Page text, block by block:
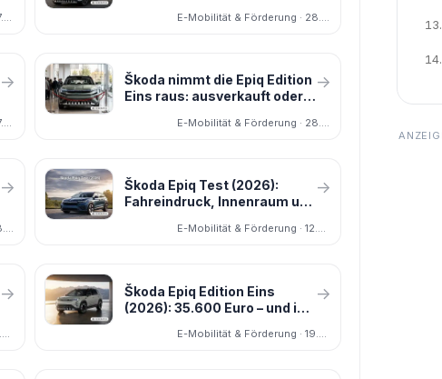
E-Mobilität & Förderung · 07.03.2026 E-Mobilität & Förderung · 28.07.2026
→
E-Mobilität & Förderung · 07.03.2026
Škoda nimmt die Epiq Edition
Eins raus: ausverkauft oder
→
E-Mobilität & Förderung · 28.07.2026
→
E-Mobilität & Förderung · 28.07.2026
Škoda Epiq Test (2026):
Fahreindruck, Innenraum und
→
E-Mobilität & Förderung · 12.03.2026
→
E-Mobilität & Förderung · 13.05.2026
Škoda Epiq Edition Eins
(2026): 35.600 Euro – und im
→
E-Mobilität & Förderung · 19.05.2026
13.
14.